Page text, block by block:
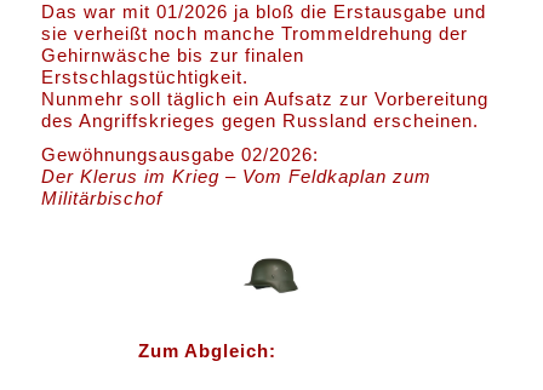
Das war mit 01/2026 ja bloß die Erstausgabe und
sie verheißt noch manche Trommeldrehung der
Gehirnwäsche bis zur finalen
Erstschlagstüchtigkeit.
Nunmehr soll täglich ein Aufsatz zur Vorbereitung
des Angriffskrieges gegen Russland erscheinen.
Gewöhnungsausgabe 02/2026:
Der Klerus im Krieg – Vom Feldkaplan zum
Militärbischof
Zum Abgleich: